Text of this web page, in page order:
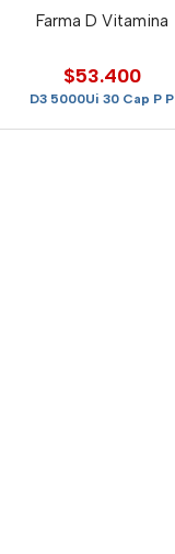
Farma D Vitamina
$53.400
D3 5000Ui 30 Cap P P